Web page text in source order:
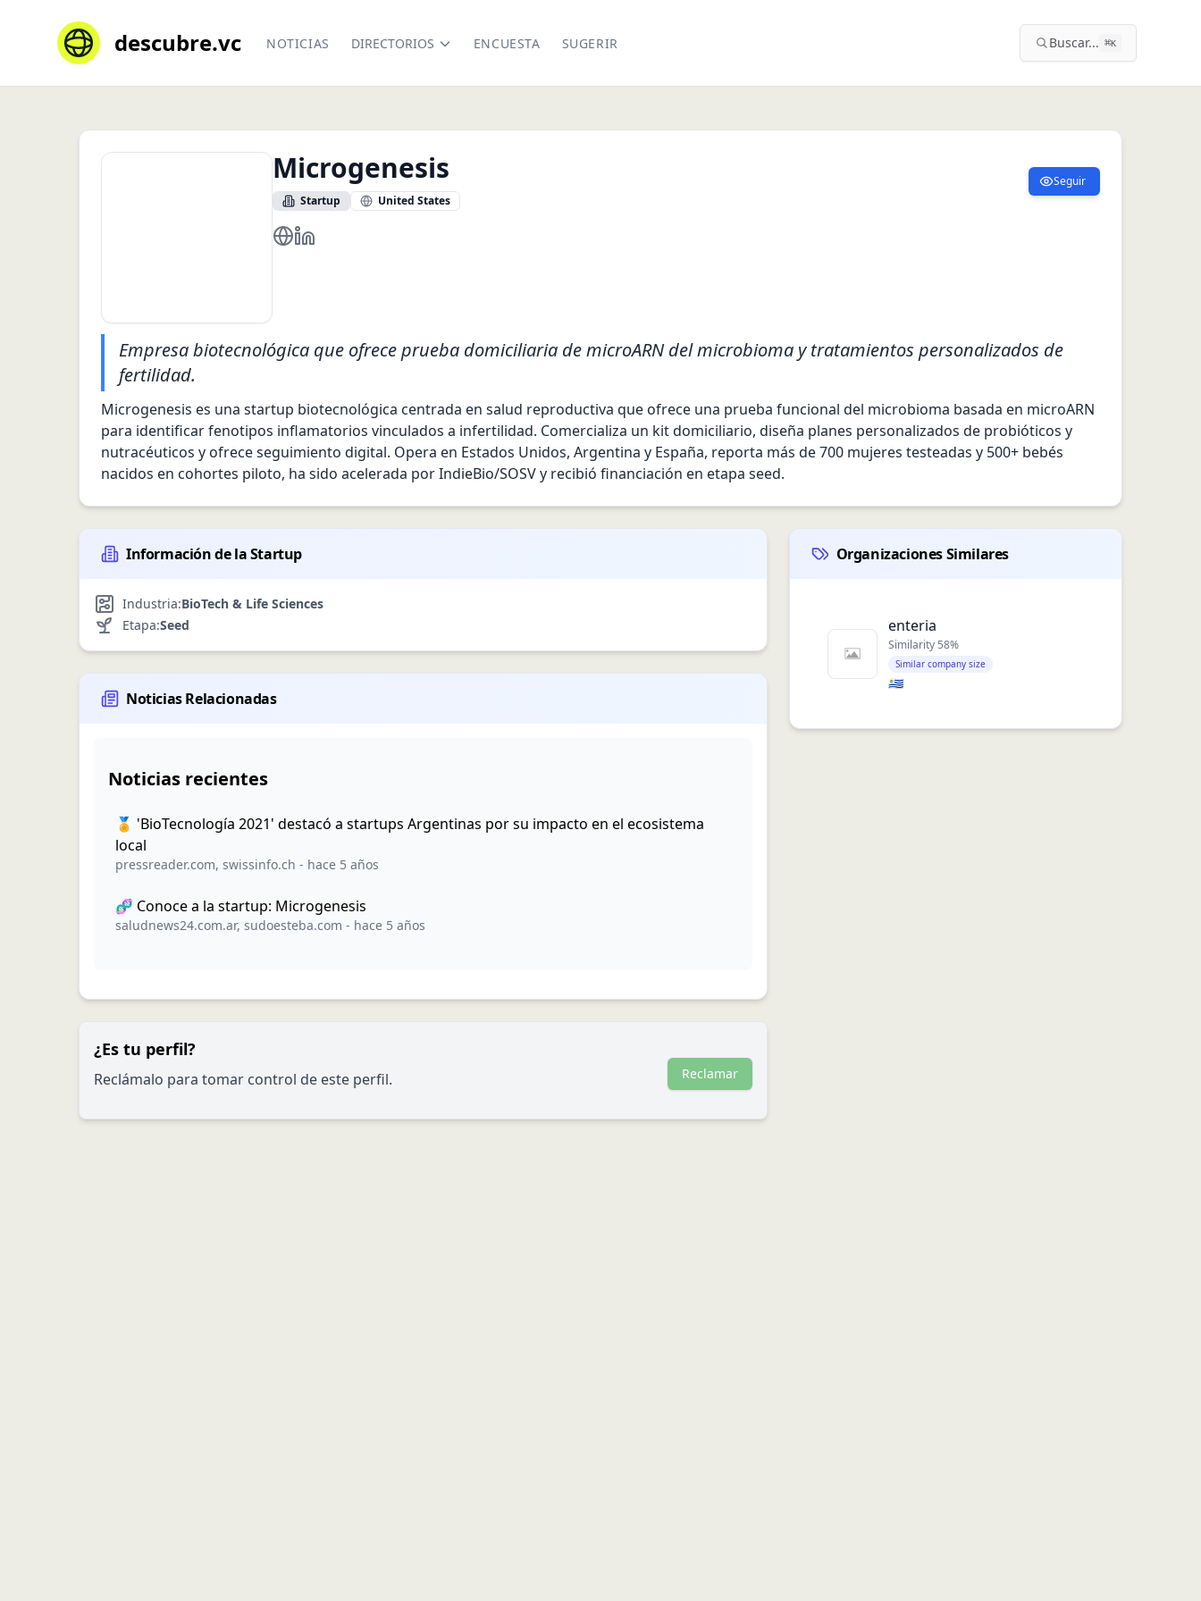
descubre.vc NOTICIAS DIRECTORIOS ENCUESTA SUGERIR Buscar... ⌘K
Microgenesis
Startup United States
Seguir
https://www.microgenesis.net/en/pages/about-us.html
https://www.linkedin.com/company/microgenesis-biotech
Empresa biotecnológica que ofrece prueba domiciliaria de microARN del microbioma y tratamientos personalizados de
fertilidad.
Microgenesis es una startup biotecnológica centrada en salud reproductiva que ofrece una prueba funcional del microbioma basada en microARN
para identificar fenotipos inflamatorios vinculados a infertilidad. Comercializa un kit domiciliario, diseña planes personalizados de probióticos y
nutracéuticos y ofrece seguimiento digital. Opera en Estados Unidos, Argentina y España, reporta más de 700 mujeres testeadas y 500+ bebés
nacidos en cohortes piloto, ha sido acelerada por IndieBio/SOSV y recibió financiación en etapa seed.
Información de la Startup
Industria:BioTech & Life Sciences
Etapa:Seed
Noticias Relacionadas
Noticias recientes
🏅 'BioTecnología 2021' destacó a startups Argentinas por su impacto en el ecosistema
local
pressreader.com, swissinfo.ch - hace 5 años
🧬 Conoce a la startup: Microgenesis
saludnews24.com.ar, sudoesteba.com - hace 5 años
¿Es tu perfil?
Reclámalo para tomar control de este perfil. Reclamar
Organizaciones Similares
enteria
Similarity 58%
Similar company size
🇺🇾